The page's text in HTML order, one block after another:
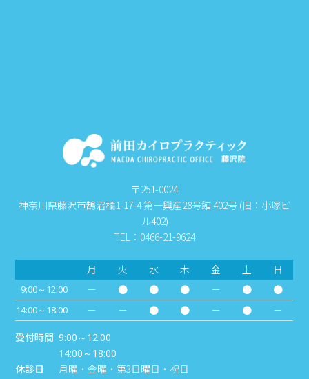
〒251-0024
神奈川県藤沢市鵠沼橘1-17-4 第一興産28号館 402号 (旧：小塚ビ
ル402)
TEL：0466-21-9624
月 火 水 木 金 土 日
9:00～12:00 － ● ● ● － ● ●
14:00～18:00 － － ● ● － ●
－
受付時間 9:00～12:00
14:00～18:00
休診日 月曜・金曜・第3日曜日・祝日